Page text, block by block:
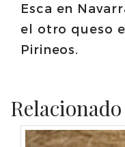
Esca en
el otro queso
Pirineos.
Relacionado